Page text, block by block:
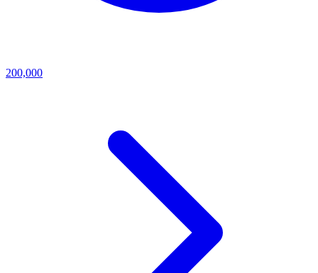
200,000